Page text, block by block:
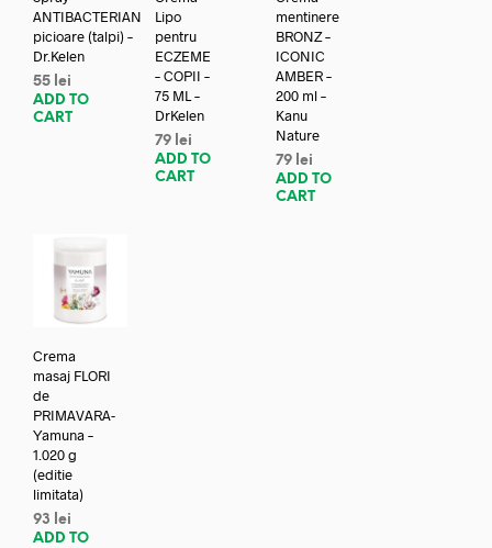
ANTIBACTERIAN
picioare (talpi) –
Dr.Kelen
55 lei
ADD TO
CART
Lipo
pentru
ECZEME
– COPII –
75 ML –
DrKelen
79 lei
ADD TO
CART
mentinere
BRONZ –
ICONIC
AMBER –
200 ml –
Kanu
Nature
79 lei
ADD TO
CART
Crema
masaj FLORI
de
PRIMAVARA-
Yamuna –
1.020 g
(editie
limitata)
93
lei
ADD TO